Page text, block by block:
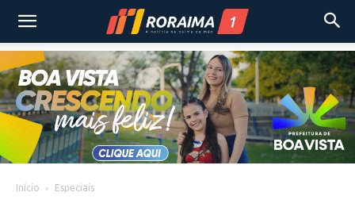
Início Especiais